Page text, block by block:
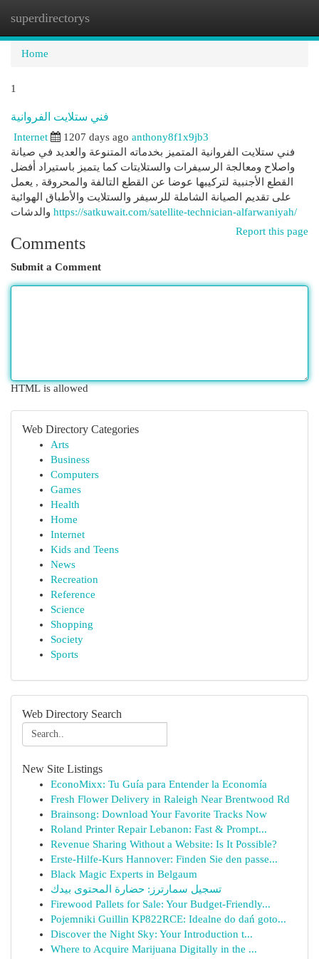
superdirectorys
Home
1
فني ستلايت الفروانية
Internet 1207 days ago anthony8f1x9jb3
فني ستلايت الفروانية المتميز بخدماته المتنوعة والعديد في صيانة
واصلاح ومعالجة الرسيفرات والستلايتات كما يتميز باستيراد أفضل
القطع الأجنبية لتركيبها عوضا عن القطع التالفة والمحروقة , يعمل
على تقديم الصيانة الشاملة للرسيفر والستلايت والأطباق الهوائية
https://satkuwait.com/satellite-technician-alfarwaniyah/
Report this page
Comments
Submit a Comment
HTML is allowed
Web Directory Categories
Arts
Business
Computers
Games
Health
Home
Internet
Kids and Teens
News
Recreation
Reference
Science
Shopping
Society
Sports
Web Directory Search
New Site Listings
EconoMixx: Tu Guía para Entender la Economía
Fresh Flower Delivery in Raleigh Near Brentwood Rd
Brainsong: Download Your Favorite Tracks Now
Roland Printer Repair Lebanon: Fast & Prompt...
Revenue Sharing Without a Website: Is It Possible?
Erste-Hilfe-Kurs Hannover: Finden Sie den passe...
Black Magic Experts in Belgaum
تسجيل سمارترز: حضارة المحتوى بيدك
Firewood Pallets for Sale: Your Budget-Friendly...
Pojemniki Guillin KP822RCE: Idealne do dań goto...
Discover the Night Sky: Your Introduction t...
Where to Acquire Marijuana Digitally in the ...